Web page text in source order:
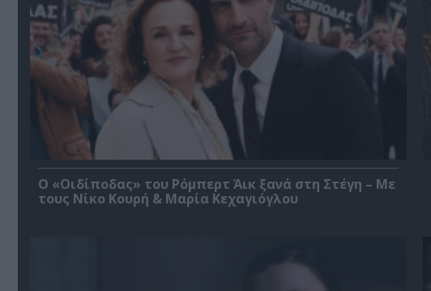
O «Οιδίποδας» του Ρόμπερτ Άικ ξανά στη Στέγη – Με
τους Νίκο Κουρή & Μαρία Κεχαγιόγλου